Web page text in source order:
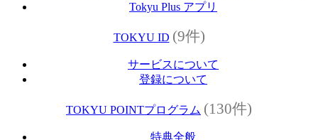
Tokyu Plus アプリ
TOKYU ID (9件)
サービスについて
登録について
TOKYU POINTプログラム (130件)
特典全般